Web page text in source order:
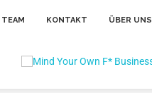
TEAM KONTAKT ÜBER UNS